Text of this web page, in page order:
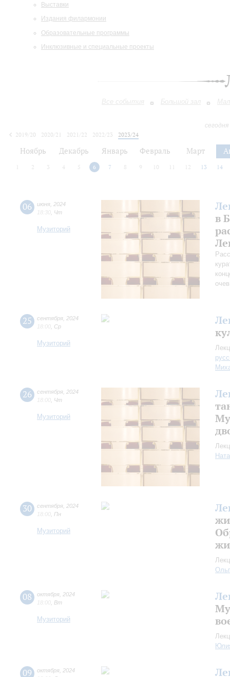
Выставки
Издания филармонии
Образовательные программы
Инклюзивные и специальные проекты
Все события Большой зал
2019/20
2020/21 2021/22 2022/23
2023/24
Ноябрь Декабрь Январь Февраль Март
2 3 4 5 6 7 8 9 10 12 13 14
06 июня 2024
18:30 Чт
Музиторий
в
25 сентября 2024
18:00 Ср
Музиторий
26 сентября 2024
18:00 Чт
Музиторий
30 сентября 2024
18:00 Пн
Музиторий
08 октября 2024
18:00 Вт
Музиторий
09 октября 2024